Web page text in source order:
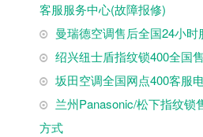
客服服务中心(故障报修)
曼瑞德空调售后全国24小时
绍兴纽士盾指纹锁400全国
坂田空调全国网点400客服
兰州Panasonic/松下指纹锁
方式